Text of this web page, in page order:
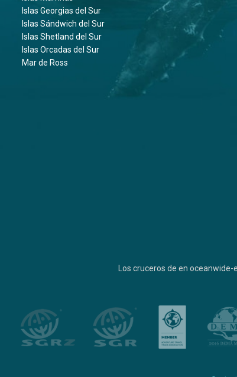
Islas Georgias del Sur
Islas Sándwich del Sur
Islas Shetland del Sur
Islas Orcadas del Sur
Mar de Ross
Los cruceros de en